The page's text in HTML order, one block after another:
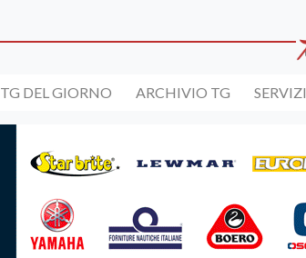
TG DEL GIORNO ARCHIVIO TG SERVIZI